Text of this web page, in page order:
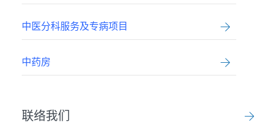
中医分科服务及专病项目
中药房
联络我们